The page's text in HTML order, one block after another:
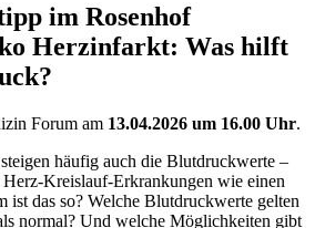
im Rosenhof
Herzinfarkt: Was hilft
Forum am 13.04.2026 um 16.00 Uhr.
häufig auch die Blutdruckwerte –
Kreislauf-Erkrankungen wie einen
das so? Welche Blutdruckwerte gelten
normal? Und welche Möglichkeiten gibt